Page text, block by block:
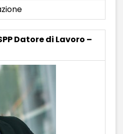
Datore di Lavoro –